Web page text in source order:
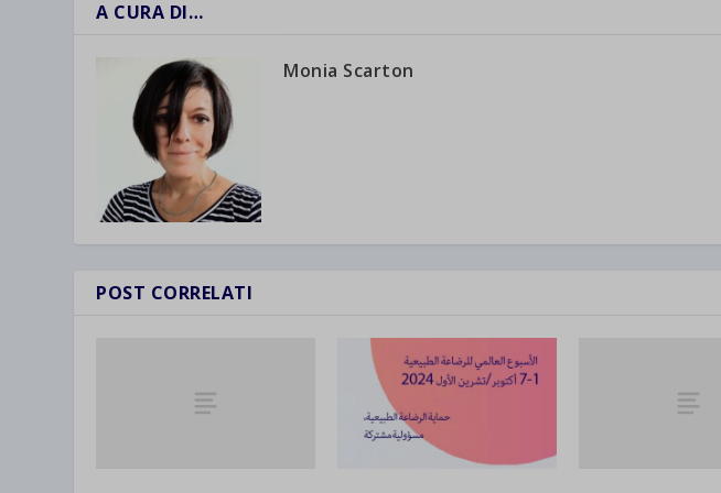
A CURA DI…
Monia Scarton
POST CORRELATI